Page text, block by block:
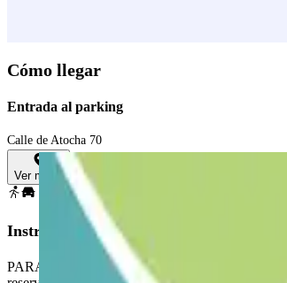
Cómo llegar
Entrada al parking
Calle de Atocha 70
Ver mapa
Instrucciones
PARA ABRIR LA BARRERA: Apertura